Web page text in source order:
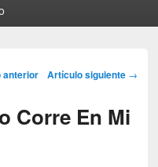
anterior Artículo siguiente →
Corre En Mi